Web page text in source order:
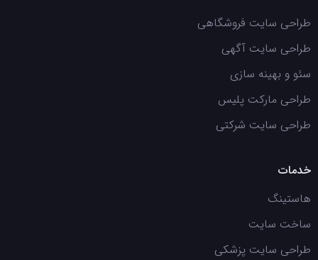
طراحی سایت فروشگاهی
طراحی سایت آگهی
سئو و بهینه سازی
طراحی مارکت پلیس
طراحی سایت شرکتی
خدمات
هاستینگ
ساخت سایت
طراحی سایت پزشکی